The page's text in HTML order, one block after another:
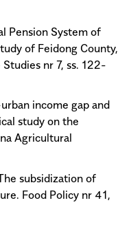
Pension System of
of Feidong County,
nr 7, ss. 122-
income gap and
study on the
Agricultural
subsidization of
Food Policy nr 41,